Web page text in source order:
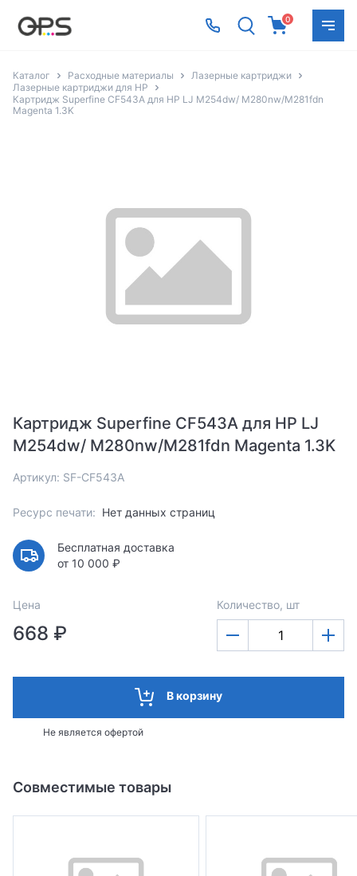
0
Каталог Расходные материалы
Лазерные картриджи
Лазерные картриджи для HP
Картридж Superfine CF543A для HP LJ M254dw/ M280nw/M281fdn
Magenta 1.3K
Картридж Superfine CF543A для HP LJ
M254dw/ M280nw/M281fdn Magenta 1.3K
Артикул: SF-CF543A
Ресурс печати: Нет данных страниц
Бесплатная доставка
от 10 000 ₽
Цена
668 ₽
Количество, шт
В корзину
Не является офертой
Совместимые товары